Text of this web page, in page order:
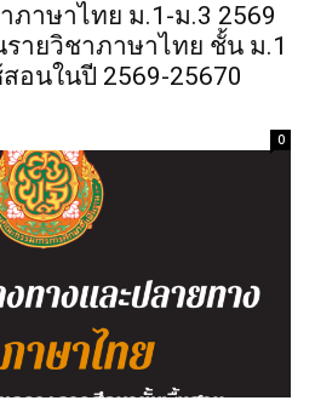
าษาไทย ม.1-ม.3 2569
ายวิชาภาษาไทย ชั้น ม.1
อนในปี 2569-25670
0